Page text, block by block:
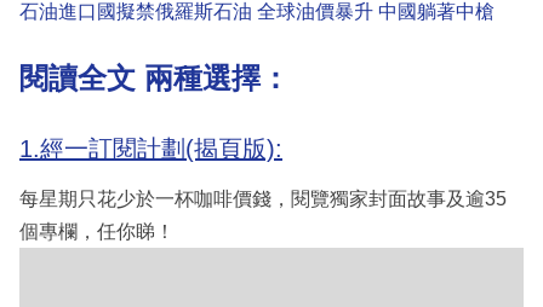
石油進口國擬禁俄羅斯石油 全球油價暴升 中國躺著中槍
閱讀全文 兩種選擇：
1.經一訂閱計劃(揭頁版):
每星期只花少於一杯咖啡價錢，閱覽獨家封面故事及逾35
個專欄，任你睇！